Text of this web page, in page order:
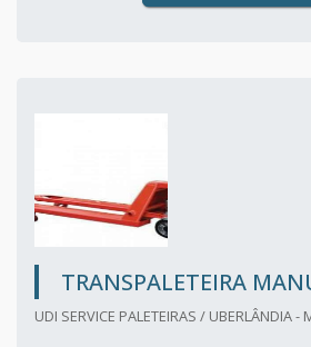
TRANSPALETEIRA
UDI SERVICE PALETEIRAS / UBERLÂNDIA -